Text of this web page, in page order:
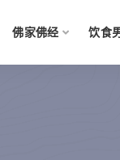
佛家佛经 饮食